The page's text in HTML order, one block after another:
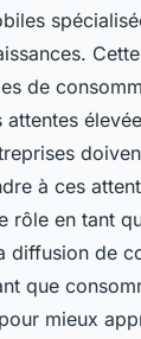
de
à ces
rôle en tant
diffusion de
que
mieux